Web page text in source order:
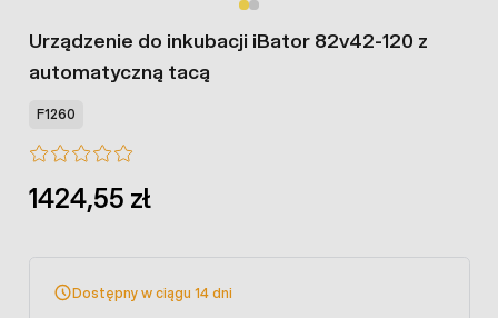
Urządzenie do inkubacji iBator 82v42-120 z
automatyczną tacą
F1260
1424,55 zł
Dostępny w ciągu 14 dni